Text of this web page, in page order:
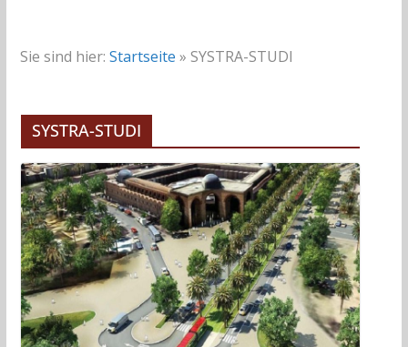
Sie sind hier: Startseite » SYSTRA-STUDI
SYSTRA-STUDI